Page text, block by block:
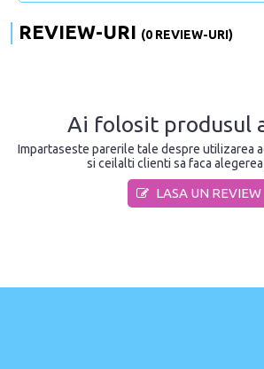
REVIEW-URI (0 REVIEW-URI)
Ai folosit produsul
Impartaseste parerile tale despre utilizarea
si ceilalti clienti sa faca
LASA UN REVIEW